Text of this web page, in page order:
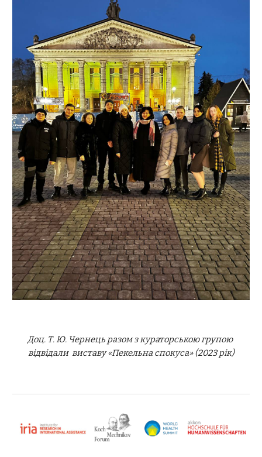
Доц. Т. Ю. Чернець разом з кураторською групою
відвідали виставу «Пекельна спокуса» (2023 рік)